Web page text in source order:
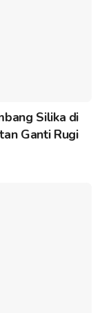
Silika di
Ganti Rugi